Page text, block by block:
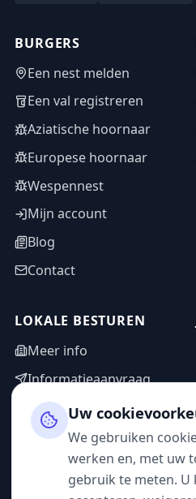
BURGERS
Een nest melden
Een val registreren
Aziatische hoornaar
Europese hoornaar
Wespennest
Mijn account
Blog
Contact
LOKALE BESTUREN
Meer info
Informatieaanvraag
Adminzone
Uw
We gebruiken
werken en, met uw
gebruik te meten.